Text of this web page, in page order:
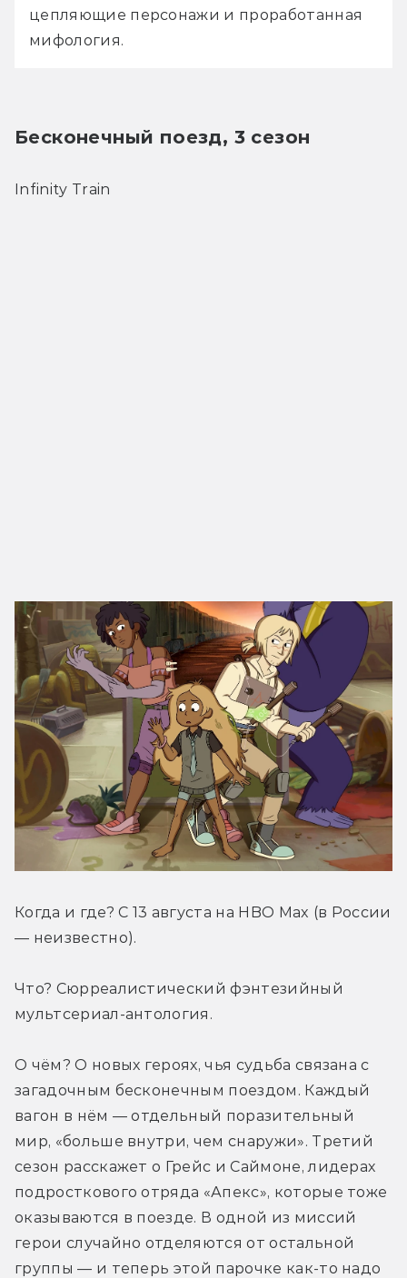
цепляющие персонажи и проработанная
мифология.
Бесконечный поезд, 3 сезон
Infinity Train
Когда и где? С 13 августа на HBO Max (в России
— неизвестно).
Что? Сюрреалистический фэнтезийный
мультсериал-антология.
О чём? О новых героях, чья судьба связана с
загадочным бесконечным поездом. Каждый
вагон в нём — отдельный поразительный
мир, «больше внутри, чем снаружи». Третий
сезон расскажет о Грейс и Саймоне, лидерах
подросткового отряда «Апекс», которые тоже
оказываются в поезде. В одной из миссий
герои случайно отделяются от остальной
группы — и теперь этой парочке как-то надо